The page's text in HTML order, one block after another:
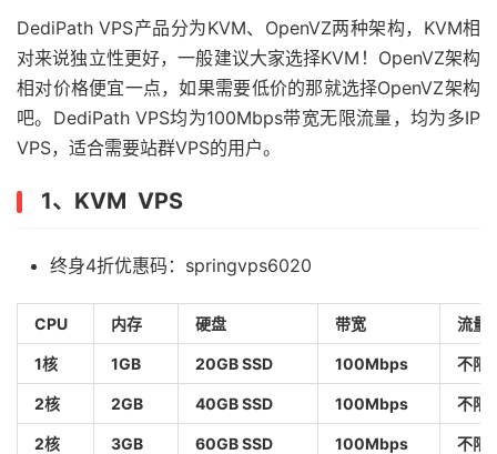
DediPath VPS产品分为KVM、OpenVZ两种架构，KVM相
对来说独立性更好，一般建议大家选择KVM！OpenVZ架构
相对价格便宜一点，如果需要低价的那就选择OpenVZ架构
吧。DediPath VPS均为100Mbps带宽无限流量，均为多IP
VPS，适合需要站群VPS的用户。
1、KVM VPS
终身4折优惠码：springvps6020
CPU 内存 硬盘 带宽 流量
1核 1GB 20GB SSD 100Mbps 不限
2核 2GB 40GB SSD 100Mbps 不限
2核 3GB 60GB SSD 100Mbps 不限